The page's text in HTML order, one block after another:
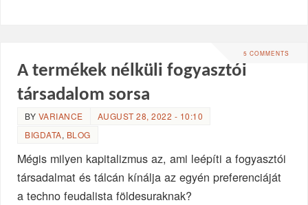
5 COMMENTS
A termékek nélküli fogyasztói
társadalom sorsa
BY VARIANCE
AUGUST 28, 2022 - 10:10
BIGDATA, BLOG
Mégis milyen kapitalizmus az, ami leépíti a fogyasztói
társadalmat és tálcán kínálja az egyén preferenciáját
a techno feudalista földesuraknak?